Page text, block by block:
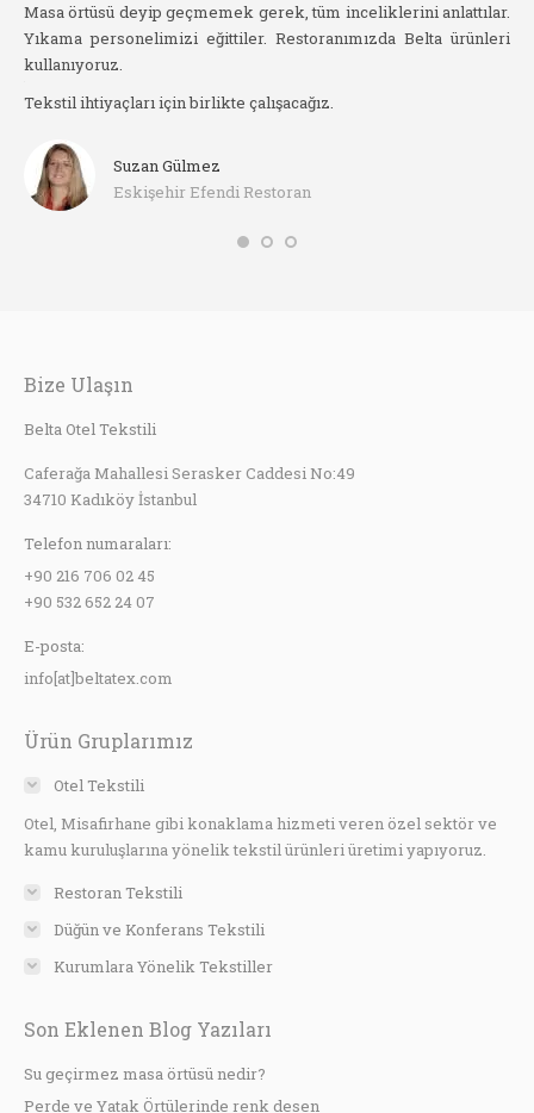
Masa örtüsü deyip geçmemek gerek, tüm inceliklerini anlattılar.
Yıkama personelimizi eğittiler. Restoranımızda Belta ürünleri
kullanıyoruz.
Tekstil ihtiyaçları için birlikte çalışacağız.
Suzan Gülmez
Eskişehir Efendi Restoran
Bize Ulaşın
Belta Otel Tekstili
Caferağa Mahallesi Serasker Caddesi No:49
34710 Kadıköy İstanbul
Telefon numaraları:
+90 216 706 02 45
+90 532 652 24 07
E-posta:
info[at]beltatex.com
Ürün Gruplarımız
Otel Tekstili
Otel, Misafirhane gibi konaklama hizmeti veren özel sektör ve
kamu kuruluşlarına yönelik tekstil ürünleri üretimi yapıyoruz.
Restoran Tekstili
Düğün ve Konferans Tekstili
Kurumlara Yönelik Tekstiller
Son Eklenen Blog Yazıları
Su geçirmez masa örtüsü nedir?
Perde ve Yatak Örtülerinde renk desen